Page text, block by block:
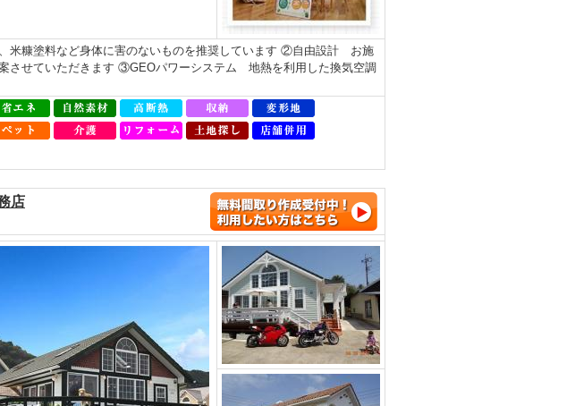
糠塗料など身体に害のないものを推奨しています ②自由設計 お施
させていただきます ③GEOパワーシステム 地熱を利用した換気空調
店